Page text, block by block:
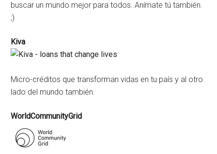
buscar un mundo mejor para todos. Anímate tú también.
;)
Kiva
Micro-créditos que transforman vidas en tu país y al otro
lado del mundo también.
WorldCommunityGrid